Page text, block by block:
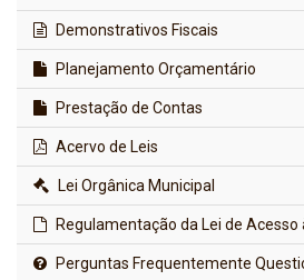
Demonstrativos Fiscais
Planejamento Orçamentário
Prestação de Contas
Acervo de Leis
Lei Orgânica Municipal
Regulamentação da Lei de
Perguntas Frequentemente